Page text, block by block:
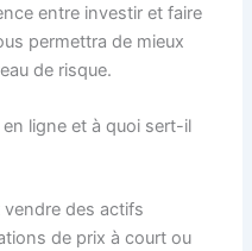
entre investir et faire
permettra de mieux
de risque.
ligne et à quoi sert-il
des actifs
de prix à court ou